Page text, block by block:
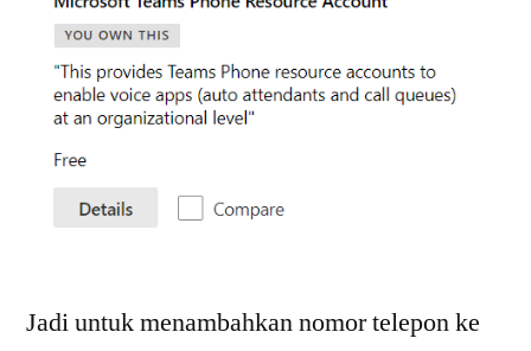
Jadi untuk menambahkan nomor telepon ke